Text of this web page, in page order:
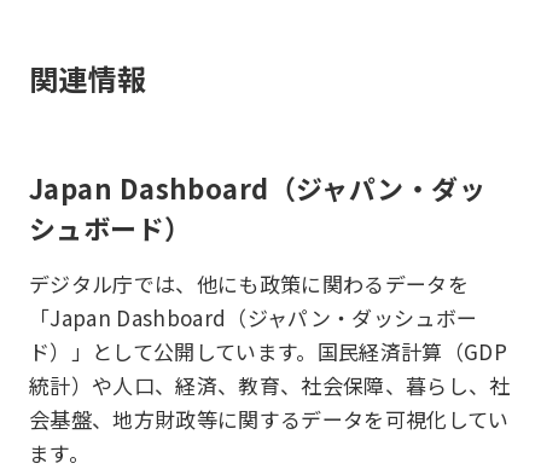
関連情報
Japan Dashboard（ジャパン・ダッ
シュボード）
デジタル庁では、他にも政策に関わるデータを
「Japan Dashboard（ジャパン・ダッシュボー
ド）」として公開しています。国民経済計算（GDP
統計）や人口、経済、教育、社会保障、暮らし、社
会基盤、地方財政等に関するデータを可視化してい
ます。